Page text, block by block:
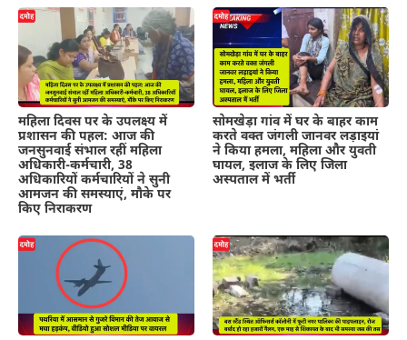
महिला दिवस पर के उपलक्ष्य में
प्रशासन की पहल: आज की
जनसुनवाई संभाल रहीं महिला
अधिकारी-कर्मचारी, 38
अधिकारियों कर्मचारियों ने सुनी
आमजन की समस्याएं, मौके पर
किए निराकरण
सोमखेड़ा गांव में घर के बाहर काम
करते वक्त जंगली जानवर लड़ाइयां
ने किया हमला, महिला और युवती
घायल, इलाज के लिए जिला
अस्पताल में भर्ती